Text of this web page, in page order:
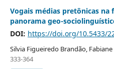
Vogais médias pretônicas na
panorama geo-
DOI: https://doi.org/10.5433/
Silvia Figueiredo Brandão,
333-364